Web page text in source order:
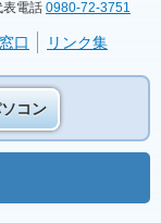
電話 0980-72-3751
口 リンク集
コン